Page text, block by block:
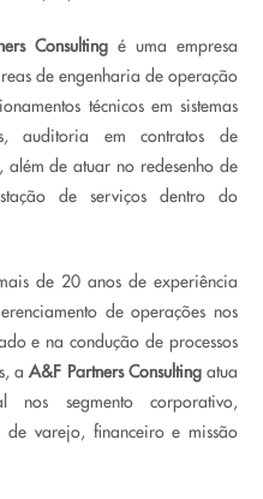
Consulting é uma empresa
de engenharia de operação
técnicos em sistemas
auditoria em contratos de
além de atuar no redesenho de
de serviços dentro do
de 20 anos de experiência
de operações nos
e na condução de processos
aA&F Partners Consultingatua
segmento corporativo,
de varejo, financeiro e missão